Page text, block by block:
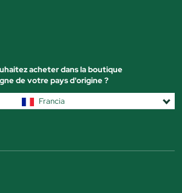
acheter dans la boutique
de votre pays d'origine ?
Francia